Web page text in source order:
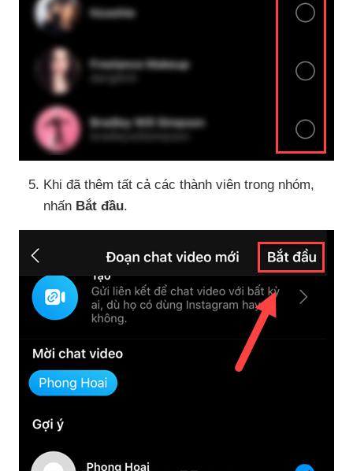
Khi đã thêm tất cả các thành viên trong nhóm,
nhấn Bắt đầu.